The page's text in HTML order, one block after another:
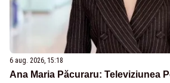
6 aug. 2026, 15:18
Ana Maria Păcuraru: Televiziunea